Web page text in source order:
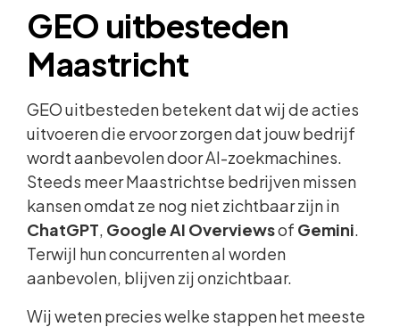
GEO uitbesteden
Maastricht
GEO uitbesteden betekent dat wij de acties
uitvoeren die ervoor zorgen dat jouw bedrijf
wordt aanbevolen door AI-zoekmachines.
Steeds meer Maastrichtse bedrijven missen
kansen omdat ze nog niet zichtbaar zijn in
ChatGPT, Google AI Overviewsof Gemini.
Terwijl hun concurrenten al worden
aanbevolen, blijven zij onzichtbaar.
Wij weten precies welke stappen het meeste